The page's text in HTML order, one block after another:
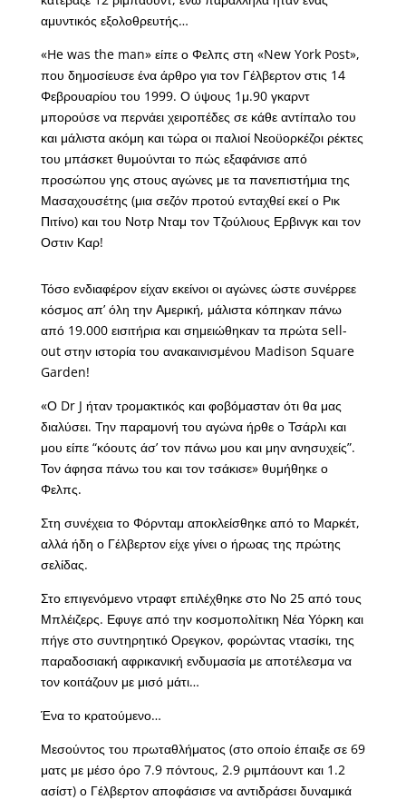
αμυντικός εξολοθρευτής…
«He was the man» είπε ο Φελπς στη «New York Post»,
που δημοσίευσε ένα άρθρο για τον Γέλβερτον στις 14
Φεβρουαρίου του 1999. Ο ύψους 1μ.90 γκαρντ
μπορούσε να περνάει χειροπέδες σε κάθε αντίπαλο του
και μάλιστα ακόμη και τώρα οι παλιοί Νεοϋορκέζοι ρέκτες
του μπάσκετ θυμούνται το πώς εξαφάνισε από
προσώπου γης στους αγώνες με τα πανεπιστήμια της
Μασαχουσέτης (μια σεζόν προτού ενταχθεί εκεί ο Ρικ
Πιτίνο) και του Νοτρ Νταμ τον Τζούλιους Ερβινγκ και τον
Οστιν Καρ!
Τόσο ενδιαφέρον είχαν εκείνοι οι αγώνες ώστε συνέρρεε
κόσμος απ’ όλη την Αμερική, μάλιστα κόπηκαν πάνω
από 19.000 εισιτήρια και σημειώθηκαν τα πρώτα sell-
out στην ιστορία του ανακαινισμένου Madison Square
Garden!
«Ο Dr J ήταν τρομακτικός και φοβόμασταν ότι θα μας
διαλύσει. Την παραμονή του αγώνα ήρθε ο Τσάρλι και
μου είπε “κόουτς άσ’ τον πάνω μου και μην ανησυχείς”.
Τον άφησα πάνω του και τον τσάκισε» θυμήθηκε ο
Φελπς.
Στη συνέχεια το Φόρνταμ αποκλείσθηκε από το Μαρκέτ,
αλλά ήδη ο Γέλβερτον είχε γίνει ο ήρωας της πρώτης
σελίδας.
Στο επιγενόμενο ντραφτ επιλέχθηκε στο Νο 25 από τους
Μπλέιζερς. Εφυγε από την κοσμοπολίτικη Νέα Υόρκη και
πήγε στο συντηρητικό Ορεγκον, φορώντας ντασίκι, της
παραδοσιακή αφρικανική ενδυμασία με αποτέλεσμα να
τον κοιτάζουν με μισό μάτι…
Ένα το κρατούμενο…
Μεσούντος του πρωταθλήματος (στο οποίο έπαιξε σε 69
ματς με μέσο όρο 7.9 πόντους, 2.9 ριμπάουντ και 1.2
ασίστ) ο Γέλβερτον αποφάσισε να αντιδράσει δυναμικά